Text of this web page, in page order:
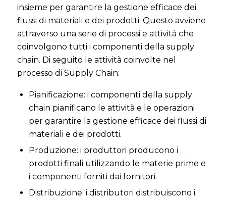
insieme per garantire la gestione efficace dei
flussi di materiali e dei prodotti. Questo avviene
attraverso una serie di processi e attività che
coinvolgono tutti i componenti della supply
chain. Di seguito le attività coinvolte nel
processo di Supply Chain:
Pianificazione: i componenti della supply
chain pianificano le attività e le operazioni
per garantire la gestione efficace dei flussi di
materiali e dei prodotti.
Produzione: i produttori producono i
prodotti finali utilizzando le materie prime e
i componenti forniti dai fornitori.
Distribuzione: i distributori distribuiscono i